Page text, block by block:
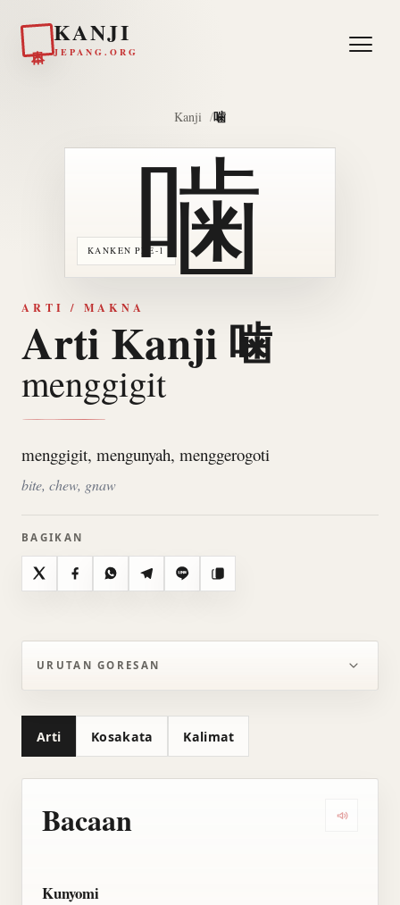
KANJI
JEPANG.ORG
Kanji 噛
KANKEN PRE-1噛
ARTI / MAKNA
Arti Kanji 噛
menggigit
menggigit, mengunyah, menggerogoti
bite, chew, gnaw
BAGIKAN
X FacebookWhatsAppTelegramLine Salin
URUTAN GORESAN
Arti Kosakata Kalimat
Bacaan
Kunyomi